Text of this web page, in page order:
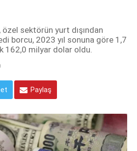
sektörün yurt dışından
borcu, 2023 yıl sonuna göre 1,7
162,0 milyar dolar oldu.
Paylaş